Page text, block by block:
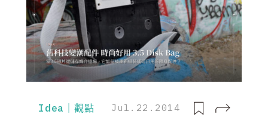
Idea｜觀點 Jul.22.2014